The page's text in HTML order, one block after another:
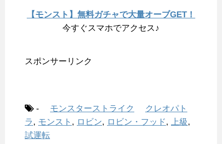
【モンスト】無料ガチャで大量オーブGET！
今すぐスマホでアクセス♪
スポンサーリンク
- モンスターストライク
クレオパト
ラ , モンスト , ロビン, ロビン・フッド, 上級,
試運転